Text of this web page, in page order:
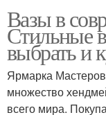
Вазы в
Модные
Вазы в
Стильные
выбрать и
Ярмарка
множество
всего мира.